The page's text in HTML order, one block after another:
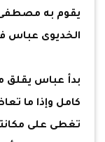
يقوم به مصطفى
الخديوى عباس
بدأ عباس يقلق
كامل وإذا ما
تغطى على